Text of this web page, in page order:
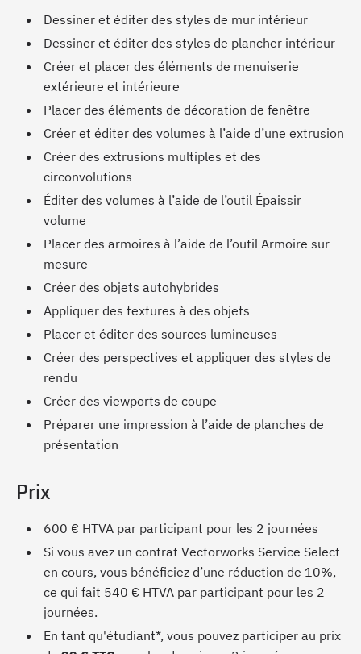
Dessiner et éditer des styles de mur intérieur
Dessiner et éditer des styles de plancher intérieur
Créer et placer des éléments de menuiserie
extérieure et intérieure
Placer des éléments de décoration de fenêtre
Créer et éditer des volumes à l’aide d’une extrusion
Créer des extrusions multiples et des
circonvolutions
Éditer des volumes à l’aide de l’outil Épaissir
volume
Placer des armoires à l’aide de l’outil Armoire sur
mesure
Créer des objets autohybrides
Appliquer des textures à des objets
Placer et éditer des sources lumineuses
Créer des perspectives et appliquer des styles de
rendu
Créer des viewports de coupe
Préparer une impression à l’aide de planches de
présentation
Prix
600 € HTVA par participant pour les 2 journées
Si vous avez un contrat Vectorworks Service Select
en cours, vous bénéficiez d’une réduction de 10%,
ce qui fait 540 € HTVA par participant pour les 2
journées.
En tant qu'étudiant*, vous pouvez participer au prix